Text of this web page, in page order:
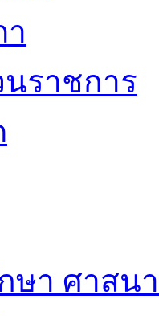
ราชการ
ษา ศาสน